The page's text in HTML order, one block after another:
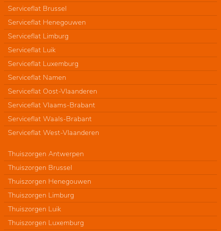
Serviceflat Brussel
Serviceflat Henegouwen
Serviceflat Limburg
Serviceflat Luik
Serviceflat Luxemburg
Serviceflat Namen
Serviceflat Oost-Vlaanderen
Serviceflat Vlaams-Brabant
Serviceflat Waals-Brabant
Serviceflat West-Vlaanderen
Thuiszorgen Antwerpen
Thuiszorgen Brussel
Thuiszorgen Henegouwen
Thuiszorgen Limburg
Thuiszorgen Luik
Thuiszorgen Luxemburg